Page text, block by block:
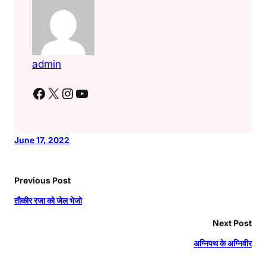
admin
Facebook X Instagram YouTube
June 17, 2022
Previous Post
तौकीर रजा को जेल भेजो
Next Post
अग्निपथ के अग्निवीर